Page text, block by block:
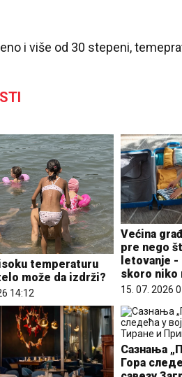
i više od 30 stepeni,
temperaturu
može da izdrži?
14:12
Većina
pre nego
letovanje
skoro niko
15. 07. 2026
Сазнања
Гора
21